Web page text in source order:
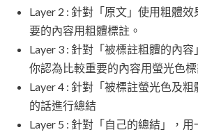
Layer 2 : 針對「原文」使用粗體
要的內容用粗體標註。
Layer 3 : 針對「被標註粗體的內
你認為比較重要的內容用螢光色標
Layer 4 : 針對「被標註螢光色及
的話進行總結
Layer 5 : 針對「自己的總結」，